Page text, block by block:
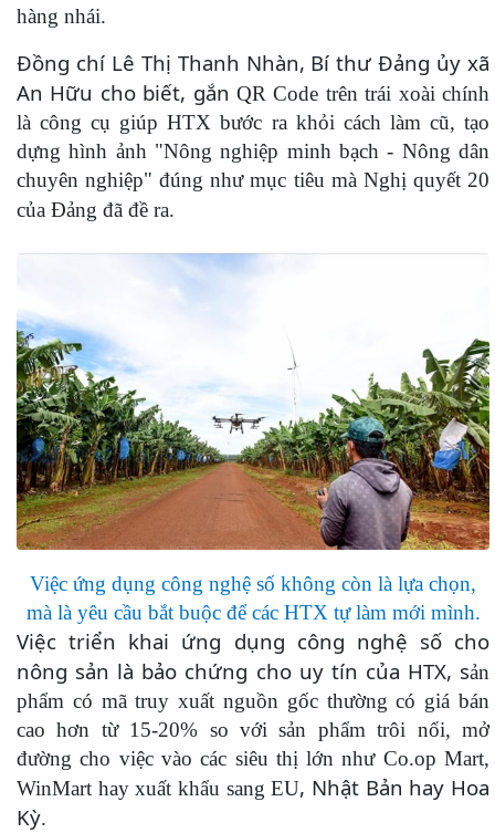
hàng nhái.
Đồng chí Lê Thị Thanh Nhàn, Bí thư Đảng ủy xã
An Hữu cho biết, gắn QR Code trên trái xoài chính
là công cụ giúp HTX bước ra khỏi cách làm cũ, tạo
dựng hình ảnh "Nông nghiệp minh bạch - Nông dân
chuyên nghiệp" đúng như mục tiêu mà Nghị quyết 20
của Đảng đã đề ra.
Việc ứng dụng công nghệ số không còn là lựa chọn,
mà là yêu cầu bắt buộc để các HTX tự làm mới mình.
Việc triển khai ứng dụng công nghệ số cho
nông sản là bảo chứng cho uy tín của HTX, sản
phẩm có mã truy xuất nguồn gốc thường có giá bán
cao hơn từ 15-20% so với sản phẩm trôi nổi, mở
đường cho việc vào các siêu thị lớn như Co.op Mart,
WinMart hay xuất khẩu sang EU, Nhật Bản hay Hoa
Kỳ.